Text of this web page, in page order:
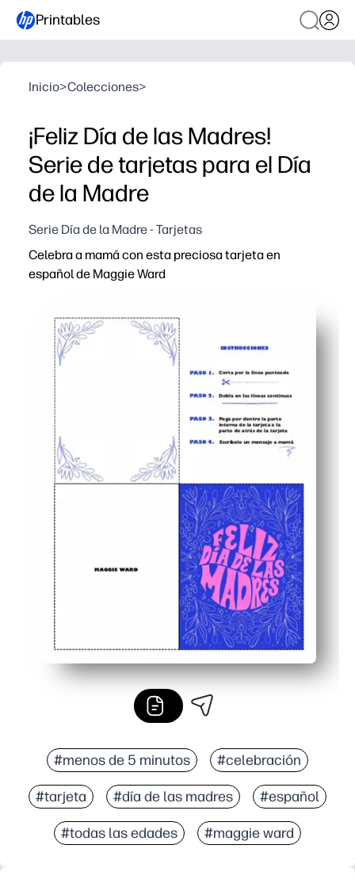
Printables
Inicio>Colecciones>
¡Feliz Día de las Madres!
Serie de tarjetas para el Día
de la Madre
Serie Día de la Madre - Tarjetas
Celebra a mamá con esta preciosa tarjeta en
español de Maggie Ward
En español: perfecto para familias bilingües,
Involucre a los niños: decore, coloree y escriba
Diseñado para papel de carta estándar, compatible
#menos de 5 minutos #celebración
#tarjeta #día de las madres #español
#todas las edades #maggie ward